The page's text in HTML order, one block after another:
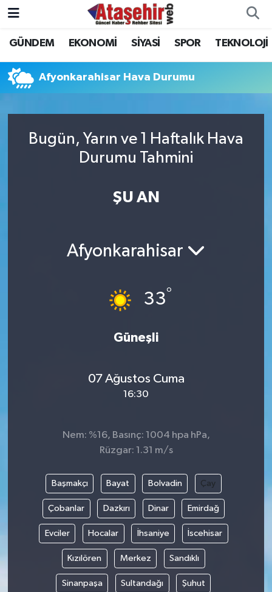
GÜNDEM EKONOMİ SİYASİ SPOR TEKNOLOJİ
Afyonkarahisar Hava Durumu
Bugün, Yarın ve 1 Haftalık Hava
Durumu Tahmini
ŞU AN
Afyonkarahisar
33°
Güneşli
07 Ağustos Cuma
16:30
Nem: %16, Basınç: 1004 hpa hPa,
Rüzgar: 1.31 m/s
Başmakçı Bayat Bolvadin Çay
Çobanlar Dazkırı Dinar Emirdağ
Evciler Hocalar İhsaniye İscehisar
Kızılören Merkez Sandıklı
Sinanpaşa Sultandağı Şuhut
Hava Durumu
Trafik Durumu
Tüm Manşetler